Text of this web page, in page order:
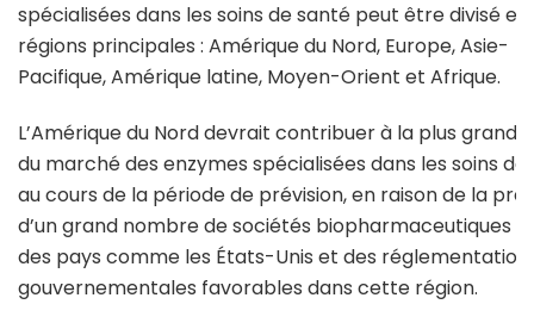
spécialisées dans les soins de santé peut être divisé
régions principales : Amérique du Nord, Europe, Asie-
Pacifique, Amérique latine, Moyen-Orient et Afrique.
L’Amérique du Nord devrait contribuer à la plus
du marché des enzymes spécialisées dans les soins
au cours de la période de prévision, en raison de la
d’un grand nombre de sociétés biopharmaceutiques
des pays comme les États-Unis et des
gouvernementales favorables dans cette région.